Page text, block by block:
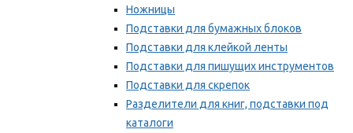
Ножницы
Подставки для бумажных блоков
Подставки для клейкой ленты
Подставки для пишущих инструментов
Подставки для скрепок
Разделители для книг, подставки под
каталоги